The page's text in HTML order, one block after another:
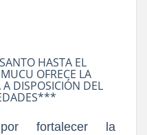
HASTA EL
OFRECE LA
DISPOSICIÓN DEL
fortalecer la